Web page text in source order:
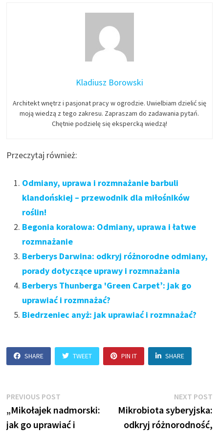
Kladiusz Borowski
Architekt wnętrz i pasjonat pracy w ogrodzie. Uwielbiam dzielić się
moją wiedzą z tego zakresu. Zapraszam do zadawania pytań.
Chętnie podzielę się ekspercką wiedzą!
Przeczytaj również:
Odmiany, uprawa i rozmnażanie barbuli
klandońskiej – przewodnik dla miłośników
roślin!
Begonia koralowa: Odmiany, uprawa i łatwe
rozmnażanie
Berberys Darwina: odkryj różnorodne odmiany,
porady dotyczące uprawy i rozmnażania
Berberys Thunberga 'Green Carpet’: jak go
uprawiać i rozmnażać?
Biedrzeniec anyż: jak uprawiać i rozmnażać?
SHARE TWEET PIN IT SHARE
Nawigacja
wpisu
PREVIOUS POST
post:
„Mikołajek nadmorski:
jak go uprawiać i
NEXT POST
Mikrobiota syberyjska:
odkryj różnorodność,